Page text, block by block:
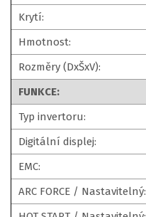
Krytí:
Hmotnost:
Rozměry (DxŠxV):
FUNKCE:
Typ invertoru:
Digitální displej:
EMC:
ARC FORCE / Nastavitelný: